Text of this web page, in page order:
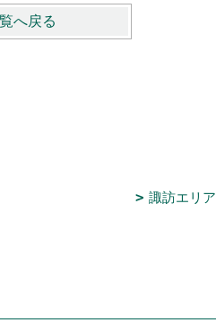
へ戻る
諏訪エリア